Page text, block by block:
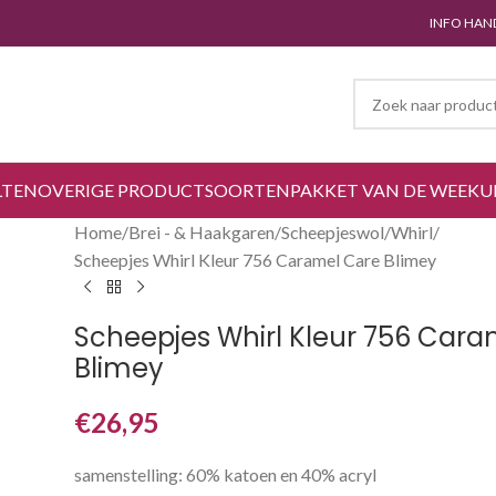
INFO
OVERIGE PRODUCTSOORTENPAKKET VAN DE WEEK
Home Brei - & Haakgaren Scheepjeswol Whirl
Scheepjes Whirl Kleur 756 Caramel Care Blimey
Scheepjes Whirl Kleur 756
Blimey
€26,95
samenstelling: 60% katoen en 40% acryl